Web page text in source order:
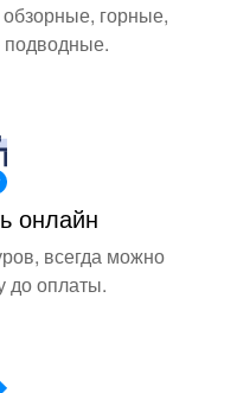
горные,
онлайн
всегда можно
до оплаты.